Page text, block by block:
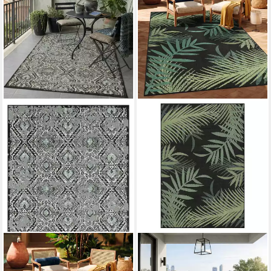
VIMODA
Outdoorteppich Teppich In-
VIMODA
Outdoorteppich Teppich